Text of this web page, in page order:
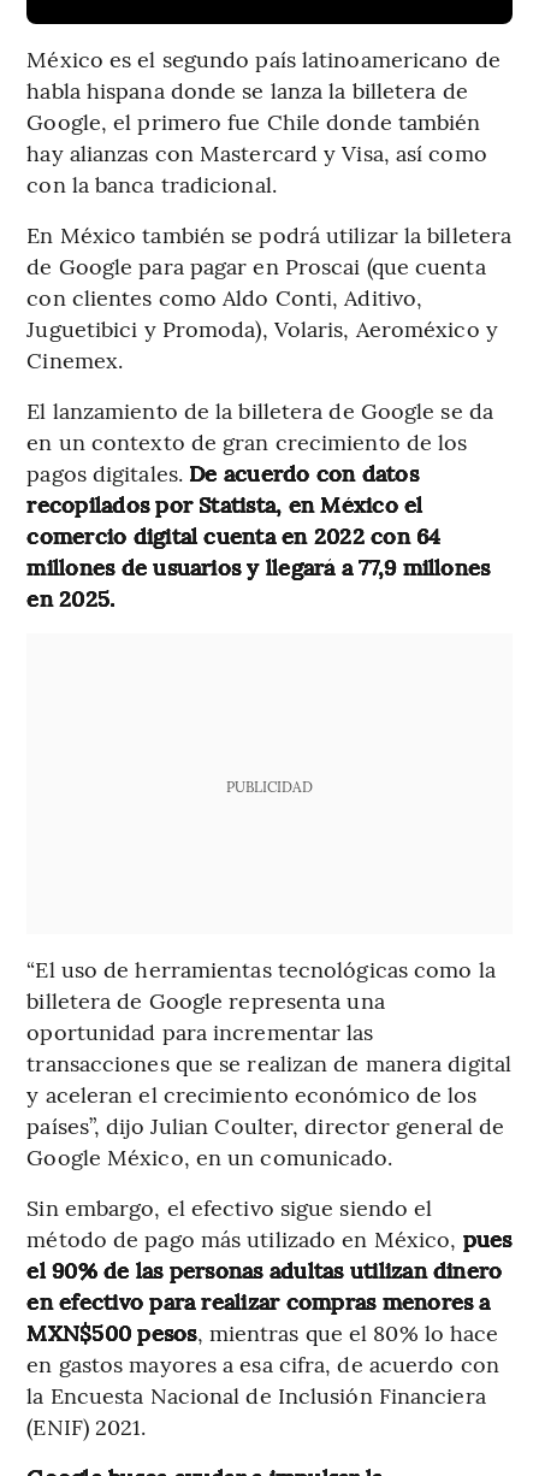
México es el segundo país latinoamericano de
habla hispana donde se lanza la billetera de
Google, el primero fue Chile donde también
hay alianzas con Mastercard y Visa, así como
con la banca tradicional.
En México también se podrá utilizar la billetera
de Google para pagar en Proscai (que cuenta
con clientes como Aldo Conti, Aditivo,
Juguetibici y Promoda), Volaris, Aeroméxico y
Cinemex.
El lanzamiento de la billetera de Google se da
en un contexto de gran crecimiento de los
pagos digitales. De acuerdo con datos
recopilados por Statista, en México el
comercio digital cuenta en 2022 con 64
millones de usuarios y llegará a 77,9 millones
en 2025.
PUBLICIDAD
“El uso de herramientas tecnológicas como la
billetera de Google representa una
oportunidad para incrementar las
transacciones que se realizan de manera digital
y aceleran el crecimiento económico de los
países”, dijo Julian Coulter, director general de
Google México, en un comunicado.
Sin embargo, el efectivo sigue siendo el
método de pago más utilizado en México, pues
el 90% de las personas adultas utilizan dinero
en efectivo para realizar compras menores a
MXN$500 pesos, mientras que el 80% lo hace
en gastos mayores a esa cifra, de acuerdo con
la Encuesta Nacional de Inclusión Financiera
(ENIF) 2021.